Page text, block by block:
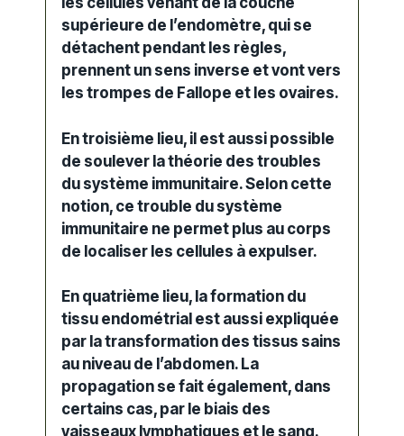
supérieure de l’endomètre, qui se
détachent pendant les règles,
prennent un sens inverse et vont vers
les trompes de Fallope et les ovaires.
En troisième lieu, il est aussi possible
de soulever la théorie des troubles
du système immunitaire. Selon cette
notion, ce trouble du système
immunitaire ne permet plus au corps
de localiser les cellules à expulser.
En quatrième lieu, la formation du
tissu endométrial est aussi expliquée
par la transformation des tissus sains
au niveau de l’abdomen. La
propagation se fait également, dans
certains cas, par le biais des
vaisseaux lymphatiques et le sang.